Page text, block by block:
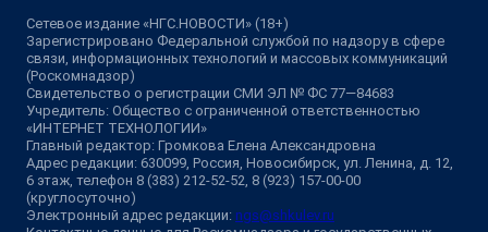
Сетевое издание «НГС.НОВОСТИ» (18+)
Зарегистрировано Федеральной службой по надзору в сфере
связи, информационных технологий и массовых коммуникаций
(Роскомнадзор)
Свидетельство о регистрации СМИ ЭЛ № ФС 77—84683
Учредитель: Общество с ограниченной ответственностью
«ИНТЕРНЕТ ТЕХНОЛОГИИ»
Главный редактор: Громкова Елена Александровна
Адрес редакции: 630099, Россия, Новосибирск, ул. Ленина, д. 12,
6 этаж, телефон 8 (383) 212-52-52, 8 (923) 157-00-00
(круглосуточно)
Электронный адрес редакции: ngs@shkulev.ru